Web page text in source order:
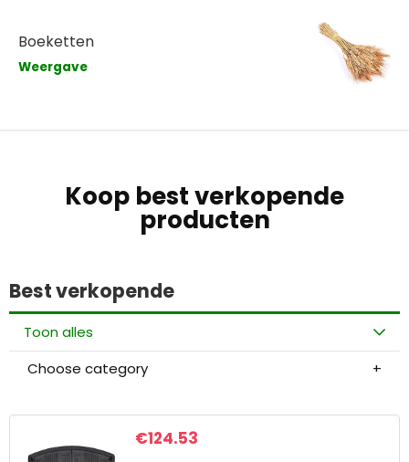
Boeketten
Weergave
Koop best verkopende
producten
Best verkopende
Toon alles
Choose category
€124.53